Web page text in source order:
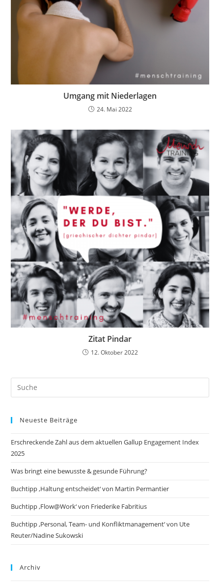
Umgang mit Niederlagen
24. Mai 2022
Zitat Pindar
12. Oktober 2022
Search
this
Neueste Beiträge
Erschreckende Zahl aus dem aktuellen Gallup Engagement Index
2025
Was bringt eine bewusste & gesunde Führung?
Buchtipp ‚Haltung entscheidet‘ von Martin Permantier
Buchtipp ‚Flow@Work‘ von Friederike Fabritius
Buchtipp ‚Personal, Team- und Konfliktmanagement‘ von Ute
Reuter/Nadine Sukowski
Archiv